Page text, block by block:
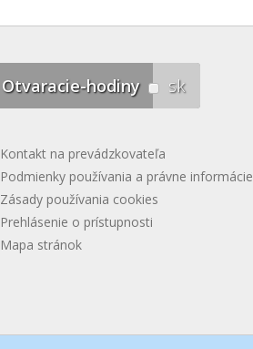
Otvaracie-hodiny sk
Kontakt na prevádzkovateľa
Podmienky používania a právne informácie
Zásady používania cookies
Prehlásenie o prístupnosti
Mapa stránok